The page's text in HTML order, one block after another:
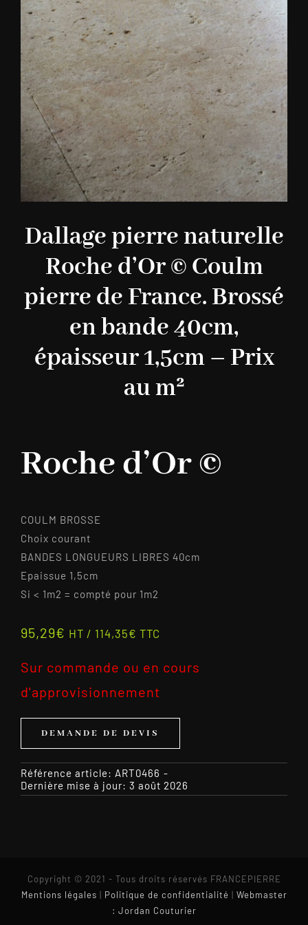
Dallage pierre naturelle
Roche d’Or © Coulm
pierre de France. Brossé
en bande 40cm,
épaisseur 1,5cm – Prix
au m²
Roche d’Or ©
COULM BROSSE
Choix courant
BANDES LONGUEURS LIBRES 40cm
Epaissue 1,5cm
Si < 1m2 = compté pour 1m2
95,29€ HT / 114,35€ TTC
Sur commande ou en cours
d'approvisionnement
DEMANDE DE DEVIS
Référence article: ART0466 -
Dernière mise à jour: 3 août 2026
Copyright © 2021 - Tous droits réservés FRANCEPIERRE
Mentions légales | Politique de confidentialité | Webmaster
: Jordan Couturier